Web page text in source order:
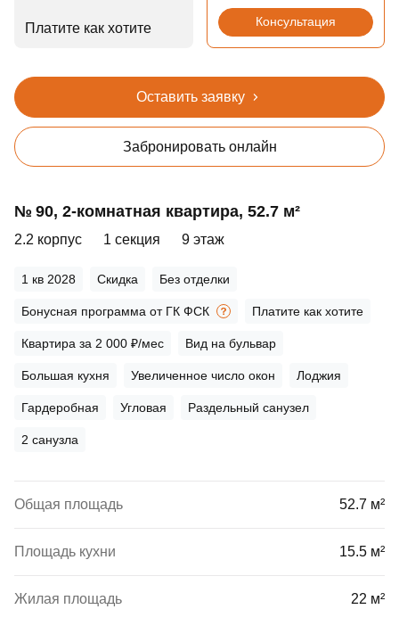
Платите как хотите Консультация
Оставить заявку
Забронировать онлайн
№ 90, 2‑комнатная квартира, 52.7 м²
2.2 корпус 1 секция 9 этаж
1 кв 2028 Скидка Без отделки
Бонусная программа от ГК ФСК Платите как хотите
Квартира за 2 000 ₽/мес Вид на бульвар
Большая кухня Увеличенное число окон Лоджия
Гардеробная Угловая Раздельный санузел
2 санузла
Общая площадь 52.7 м²
Площадь кухни 15.5 м²
Жилая площадь 22 м²